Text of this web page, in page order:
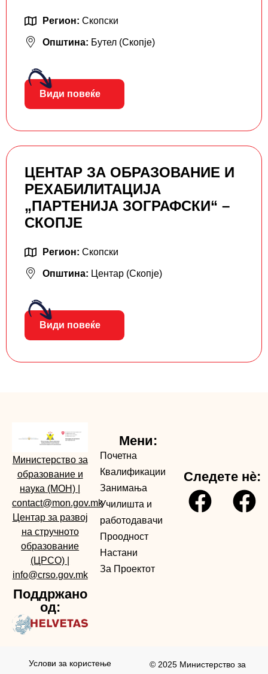
Регион: Скопски
Општина: Бутел (Скопје)
Види повеќе
ЦЕНТАР ЗА ОБРАЗОВАНИЕ И
РЕХАБИЛИТАЦИЈА
„ПАРТЕНИЈА ЗОГРАФСКИ“ –
СКОПЈЕ
Регион: Скопски
Општина: Центар (Скопје)
Види повеќе
Министерство за
образование и
наука (МОН)
contact@mon.gov.mk
Центар за развој
на стручното
образование
(ЦРСО)
info@crso.gov.mk
Поддржано
од:
Мени:
Почетна
Квалификации
Занимања
Училишта и
работодавачи
Проодност
Настани
За Проектот
Следете нè:
© 2025 Министерство за
Услови за користењe